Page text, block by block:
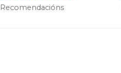
Recomendacións